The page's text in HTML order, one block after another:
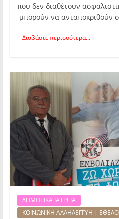
που δεν διαθέτουν
μπορούν να ανταποκριθούν
Διαβάστε περισσότερα...
ΔΗΜΟΤΙΚΑ ΙΑΤΡΕΙΑ
ΚΟΙΝΩΝΙΚΗ ΑΛΛΗΛΕΓΓΥΗ |